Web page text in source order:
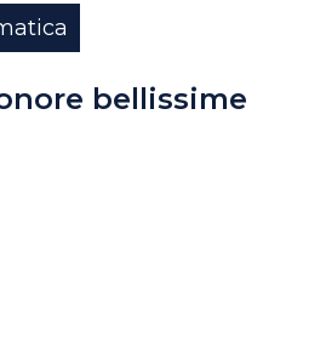
bellissime